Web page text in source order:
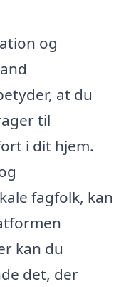
og
at du
til
i dit hjem.
fagfolk, kan
kan du
det, der